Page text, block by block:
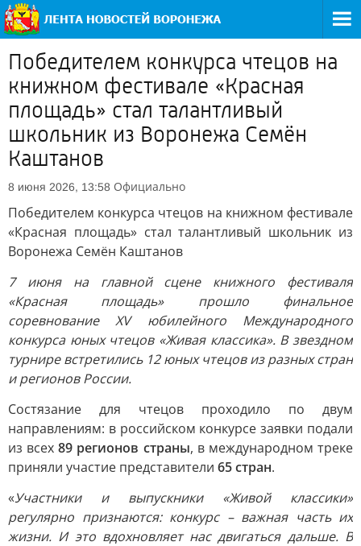
Победителем конкурса чтецов на
книжном фестивале «Красная
площадь» стал талантливый
школьник из Воронежа Семён
Каштанов
8 июня 2026, 13:58 Официально
Победителем конкурса чтецов на книжном фестивале
«Красная площадь» стал талантливый школьник из
Воронежа Семён Каштанов
7 июня на главной сцене книжного фестиваля
«Красная площадь» прошло финальное
соревнование XV юбилейного Международного
конкурса юных чтецов «Живая классика». В звездном
турнире встретились 12 юных чтецов из разных стран
и регионов России.
Состязание для чтецов проходило по двум
направлениям: в российском конкурсе заявки подали
из всех89 регионов страны, в международном треке
приняли участие представители 65 стран.
«Участники и выпускники «Живой классики»
регулярно признаются: конкурс – важная часть их
жизни. И это вдохновляет нас двигаться дальше. В